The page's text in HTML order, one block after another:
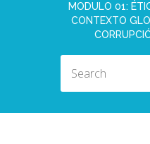
MODULO 01:
CONTEXTO